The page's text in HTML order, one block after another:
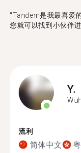
"Tandem是我最喜爱
您就可以找到小伙伴
Y.
流利
简体中文